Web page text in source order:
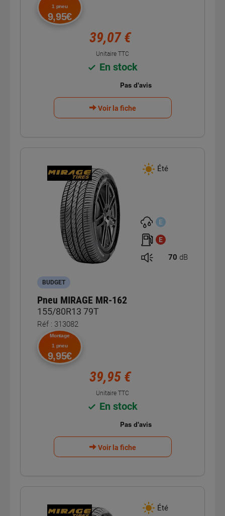
1 pneu
9,95€
39,07 €
Unitaire TTC
En stock
Voir la fiche
Été
E
E
70 dB
BUDGET
Pneu MIRAGE MR-162
155/80R13 79T
Réf : 313082
Montage
1 pneu
9,95€
39,95 €
Unitaire TTC
En stock
Voir la fiche
Été